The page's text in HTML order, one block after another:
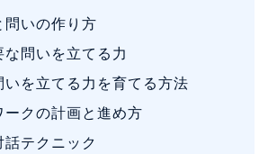
問いの作り方
問いを立てる力
いを立てる力を育てる方法
ークの計画と進め方
テクニック